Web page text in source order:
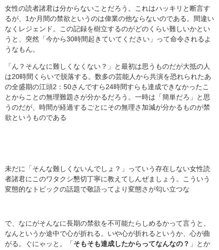
女性の読者諸君は分からないことだろう。これはハッキリと断言す
るが、1か月間の禁欲というのは偉業の他ならないのである。間違い
なくレジェンド。この記録を樹立するのがどのくらい難しいかとい
うと、突然「今から30時間起きていてください」って命令されるよ
うなもん。
「ん？そんなに難しくなくない？」と最初は思うものだが大抵の人
は20時間くらいで脱落する。数多の芸能人から共演を恐れられたあ
の全盛期の江頭2：50さんですら24時間すらも達成できなかったこ
とからことの無理難題さが分かるだろう。一時は「簡単だろ」と思
うのだが、時間が経過するごとにその無理さ加減が分かるものが禁
欲というものである
未だに「そんな難しくないんでしょ？」っていう存在しない女性読
者諸君にこのワタクシ懇切丁寧に教えてしんぜましょう。こういう
変態的なトピックの話題で敬語ってより変態さが匂い立つな
で、なにがそんなに長期の禁欲を不可能たらしめるかって言うと、
なんというか途中で心が折れる。いや心が折れるというか、心が曲
がる。ぐにゃッと。「 そもそも達成したからってなんなの？ 」とか